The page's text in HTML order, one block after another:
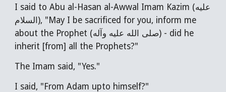
I said to Abu al-Hasan al-Awwal Imam Kazim (عليه
السلام), "May I be sacrificed for you, inform me
about the Prophet (صلى الله عليه وآله) - did he
inherit [from] all the Prophets?"
The Imam said, "Yes."
I said, "From Adam upto himself?"